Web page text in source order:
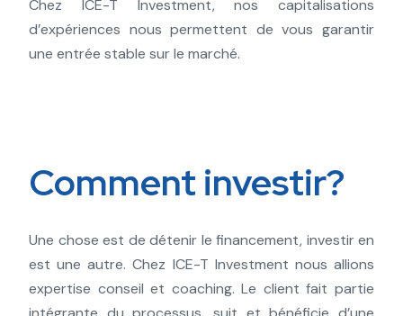
Chez ICE-T Investment, nos capitalisations
d’expériences nous permettent de vous garantir
une entrée stable sur le marché.
Comment investir?
Une chose est de détenir le financement, investir en
est une autre. Chez ICE-T Investment nous allions
expertise conseil et coaching. Le client fait partie